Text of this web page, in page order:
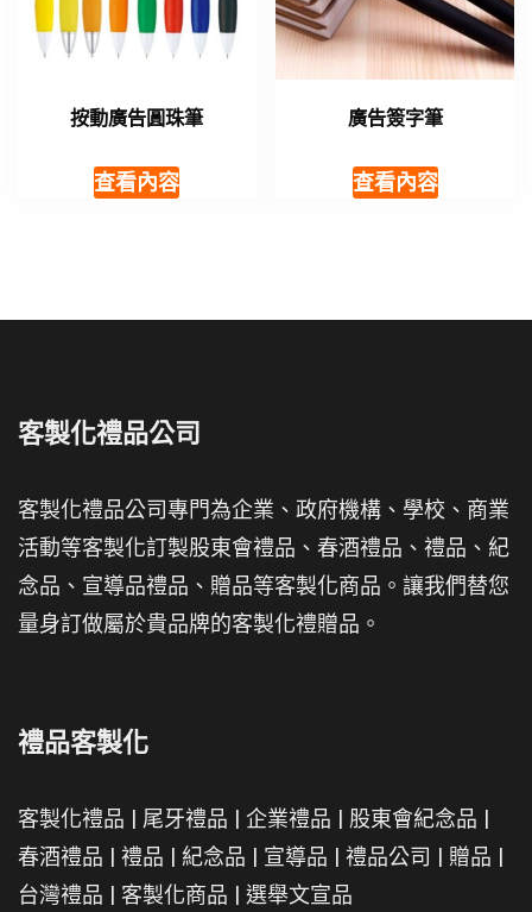
按動廣告圓珠筆
查看內容
廣告簽字筆
查看內容
客製化禮品公司
客製化禮品公司專門為企業、政府機構、學校、商業
活動等客製化訂製股東會禮品、春酒禮品、禮品、紀
念品、宣導品禮品、贈品等客製化商品。讓我們替您
量身訂做屬於貴品牌的客製化禮贈品。
禮品客製化
客製化禮品 | 尾牙禮品 | 企業禮品 | 股東會紀念品 |
春酒禮品 | 禮品 | 紀念品 | 宣導品 | 禮品公司 | 贈品 |
台灣禮品 | 客製化商品 | 選舉文宣品